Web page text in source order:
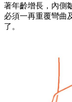
著年齡增長，內側
必須一再重覆彎曲
了。